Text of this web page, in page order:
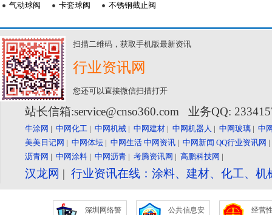
气动球阀 卡套球阀 不锈钢截止阀
扫描二维码，获取手机版最新资讯
行业资讯网
您还可以直接微信扫描打开
站长信箱:service@cnso360.com 业务QQ:
牛涂网 | 中网化工 | 中网机械 | 中网建材 | 中网机器人 | 中网玻璃 | 中
美美日记网 | 中网体坛 | 中网生活 中网资讯 | 中网新闻 QQ行业资讯网
沥青网 | 中网涂料 | 中网沥青 | 考腾资讯网 | 高鹏科技网 |
汉龙网 | 行业资讯在线：涂料、建材、化工、
深圳网络警
公共信息安
经营